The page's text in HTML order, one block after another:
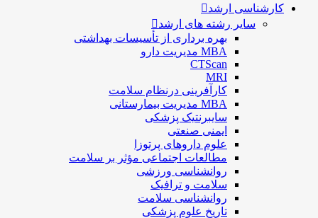
کارشناسی ارشد
سایر رشته های ارشد
بهره برداری از تأسیسات بهداشتی
MBA مدیریت دارو
CTScan
MRI
کارآفرینی درنظام سلامت
MBA مدیریت بیمارستانی
سایبرنتیک پزشکی
ایمنی صنعتی
علوم داروهای پرتوزا
مطالعات اجتماعی مؤثر بر سلامت
روانشناسی ورزشی
سلامت و ترافیک
روانشناسی سلامت
تاریخ علوم پزشکی